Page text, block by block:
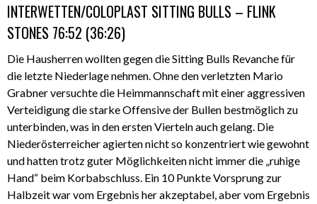
INTERWETTEN/COLOPLAST SITTING BULLS – FLINK
STONES 76:52 (36:26)
Die Hausherren wollten gegen die Sitting Bulls Revanche für
die letzte Niederlage nehmen. Ohne den verletzten Mario
Grabner versuchte die Heimmannschaft mit einer aggressiven
Verteidigung die starke Offensive der Bullen bestmöglich zu
unterbinden, was in den ersten Vierteln auch gelang. Die
Niederösterreicher agierten nicht so konzentriert wie gewohnt
und hatten trotz guter Möglichkeiten nicht immer die „ruhige
Hand“ beim Korbabschluss. Ein 10 Punkte Vorsprung zur
Halbzeit war vom Ergebnis her akzeptabel, aber vom Ergebnis